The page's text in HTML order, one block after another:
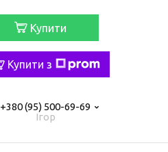
Купити
Купити з
+380 (95) 500-69-69
Ігор